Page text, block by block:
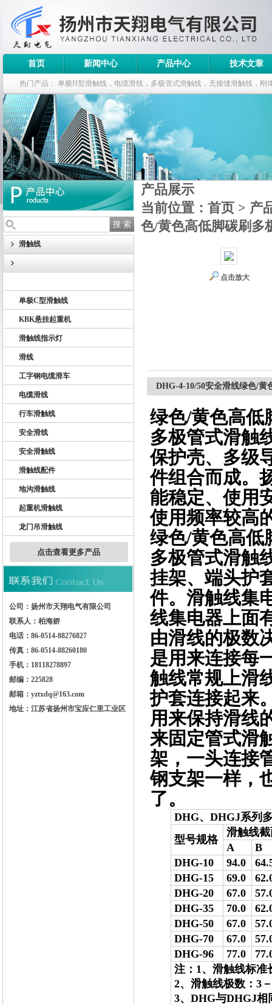
扬州市天翔电气有限公司
首页 新闻中心 产品中心 技术文章
热门产品： 单极H型滑触线，电缆滑线，多极管式滑触线，无接缝滑触线，刚
钢电缆滑车
滑触线
U10型滑触线
单极C型滑触线
KBK悬挂起重机
滑触线指示灯
滑线
工字钢电缆滑车
电缆滑线
行车滑触线
安全滑线
安全滑触线
滑触线配件
地沟滑触线
起重机滑触线
龙门吊滑触线
点击查看更多产品
公司：扬州市天翔电气有限公司
联系人：柏海娇
电话：86-0514-88276827
传真：86-0514-88260180
手机：18118278897
邮编：225828
邮箱：yztxdq@163.com
地址：江苏省扬州市宝应仁里工业区
产品展示
当前位置： 首页 > 产
色/黄色高低脚碳刷多
点击放大
DHG-4-10/50安全滑线绿色/黄
绿色/黄色高低
多极管式滑触
保护壳、多级
件组合而成。
能稳定、使用
使用频率较高
绿色/黄色高低
多极管式滑触
挂架、端头护
件。滑触线集
线集电器上面
由滑线的极数
是用来连接每
触线常规上滑
护套连接起来
用来保持滑线
来固定管式滑
架，一头连接
钢支架一样，
了。
DHG、DHGJ系列
型号规格
滑触线
A
B
DHG-10
94.0
DHG-15
69.0
DHG-20
67.0
DHG-35
70.0
DHG-50
67.0
DHG-70
67.0
DHG-96
77.0
注：1、滑触线标准
2、滑触线极数：3
3、DHG与DHGJ相